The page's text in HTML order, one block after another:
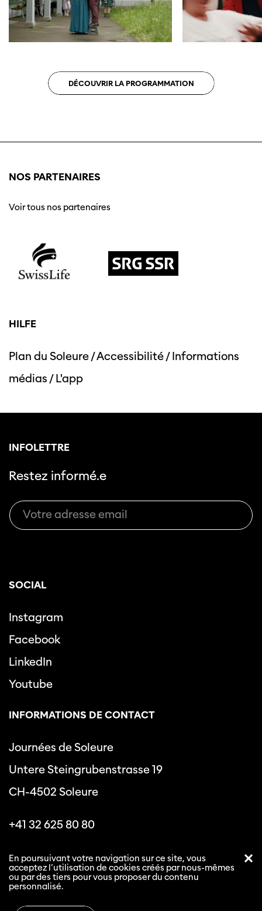
DÉCOUVRIR LA PROGRAMMATION
NOS PARTENAIRES
Voir tous nos partenaires
HILFE
Plan du Soleure/Accessibilité/Informations
médias /L'app
INFOLETTRE
Restez informé.e
SOCIAL
Instagram
Facebook
LinkedIn
Youtube
INFORMATIONS DE CONTACT
Journées de Soleure
Untere Steingrubenstrasse 19
CH-4502 Soleure
+41 32 625 80 80
En poursuivant votre navigation sur ce site, vous
acceptez l’utilisation de cookies créés par nous-mêmes
ou par des tiers pour vous proposer du contenu
personnalisé.